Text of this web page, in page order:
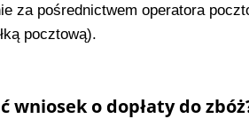
za pośrednictwem operatora
pocztową).
wniosek o dopłaty do